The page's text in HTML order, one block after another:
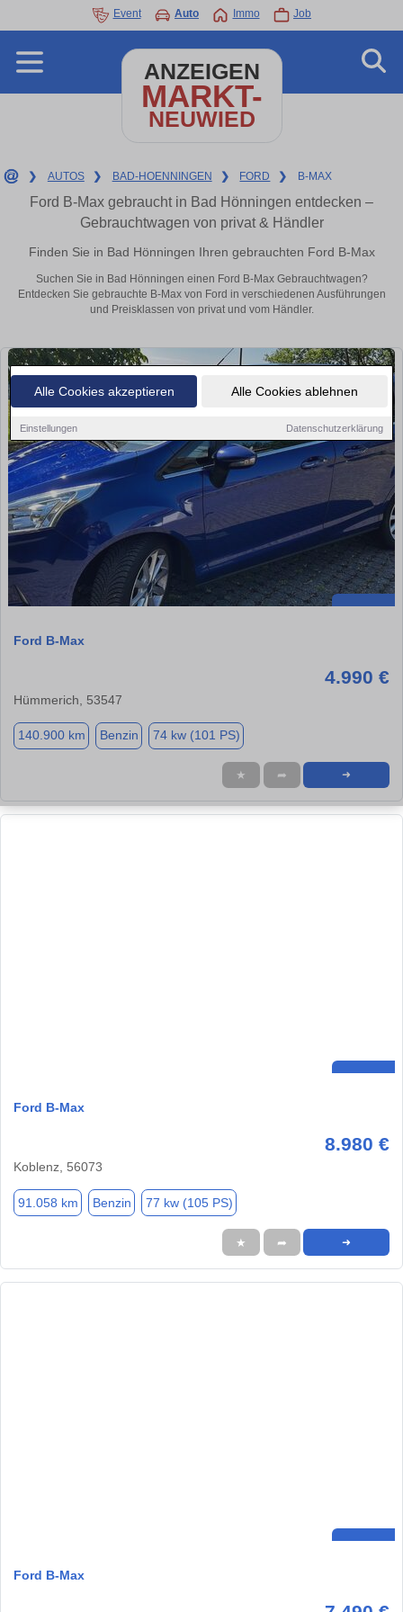
Alle Cookies akzeptieren Alle Cookies ablehnen
Einstellungen Datenschutzerklärung
Event Auto Immo Job
ANZEIGEN
MARKT-
NEUWIED
❯ AUTOS ❯ BAD-HOENNINGEN ❯ FORD ❯ B-MAX
Ford B-Max gebraucht in Bad Hönningen entdecken –
Gebrauchtwagen von privat & Händler
Finden Sie in Bad Hönningen Ihren gebrauchten Ford B-Max
Suchen Sie in Bad Hönningen einen Ford B-Max Gebrauchtwagen?
Entdecken Sie gebrauchte B-Max von Ford in verschiedenen Ausführungen
und Preisklassen von privat und vom Händler.
Ford B-Max
4.990 €
Hümmerich, 53547
140.900 km Benzin 74 kw (101 PS)
★ ➦ ➜
Ford B-Max
8.980 €
Koblenz, 56073
91.058 km Benzin 77 kw (105 PS)
★ ➦ ➜
Ford B-Max